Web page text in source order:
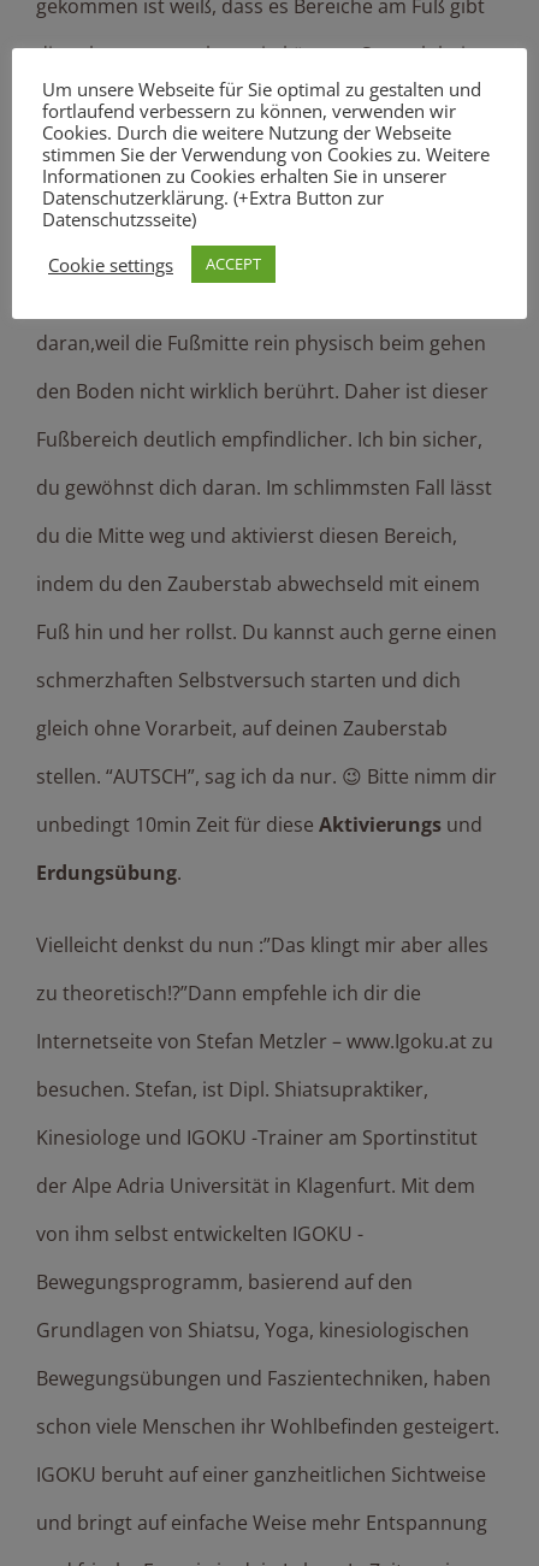
gekommen ist weiß, dass es Bereiche am Fuß gibt
die sehr unangenehm sein können. So auch beim
Stock gehen. Dieser Bereich ist in der Mitte des
Fußes. Je besser du also Zehen, Fußballen und
Ferse vorbereitet hast, je weniger unangenehm
wirst du die Mitte deines Fußes und gewisse
daran,weil die Fußmitte rein physisch beim gehen
den Boden nicht wirklich berührt. Daher ist dieser
Fußbereich deutlich empfindlicher. Ich bin sicher,
du gewöhnst dich daran. Im schlimmsten Fall lässt
du die Mitte weg und aktivierst diesen Bereich,
indem du den Zauberstab abwechseld mit einem
Fuß hin und her rollst. Du kannst auch gerne einen
schmerzhaften Selbstversuch starten und dich
gleich ohne Vorarbeit, auf deinen Zauberstab
stellen. “AUTSCH”, sag ich da nur. 😉 Bitte nimm dir
unbedingt 10min Zeit für diese Aktivierungs und
Erdungsübung.
Vielleicht denkst du nun :”Das klingt mir aber alles
zu theoretisch!?”Dann empfehle ich dir die
Internetseite von Stefan Metzler –www.Igoku.atzu
besuchen. Stefan, ist Dipl. Shiatsupraktiker,
Kinesiologe und IGOKU -Trainer am Sportinstitut
der Alpe Adria Universität in Klagenfurt. Mit dem
von ihm selbst entwickelten IGOKU -
Bewegungsprogramm, basierend auf den
Grundlagen von Shiatsu, Yoga, kinesiologischen
Bewegungsübungen und Faszientechniken, haben
schon viele Menschen ihr Wohlbefinden gesteigert.
IGOKU beruht auf einer ganzheitlichen Sichtweise
und bringt auf einfache Weise mehr Entspannung
Um unsere Webseite für Sie optimal zu gestalten und
fortlaufend verbessern zu können, verwenden wir
Cookies. Durch die weitere Nutzung der Webseite
stimmen Sie der Verwendung von Cookies zu. Weitere
Informationen zu Cookies erhalten Sie in unserer
Datenschutzerklärung. (+Extra Button zur
Datenschutzsseite)
Cookie settings
ACCEPT